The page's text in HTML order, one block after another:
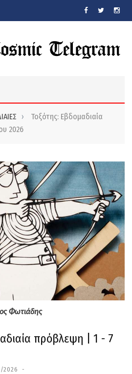
›
Τοξότης: Εβδομαδιαία
2026
Φωτιάδης
πρόβλεψη | 1 - 7
2026